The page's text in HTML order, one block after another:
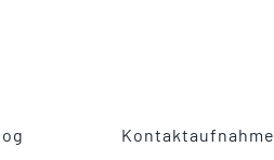
Kontaktaufnahme